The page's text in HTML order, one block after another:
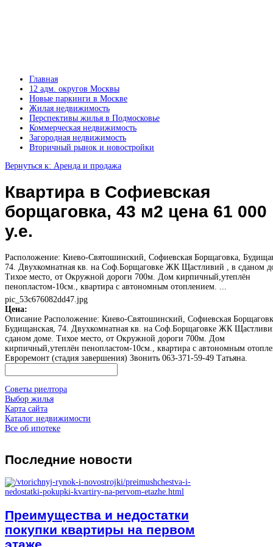
Главная
12 адм. округов Москвы
Новые паркинги в Москве
Жилая недвижимость
Перспективы жилья в Подмосковье
Коммерческая недвижимость
Загородная недвижимость
Вторичный рынок и новостройки
Вернуться к: Аренда и продажа
Квартира в Софиевская
борщаговка, 43 м2 цена 61 000
у.е.
Расположение: Киево-Святошинский, Софиевская Борщаговка,
74. Двухкомнатная кв. на Соф.Борщаговке ЖК Щастливий , в сданом
Тихое место, от Окружной дороги 700м. Дом кирпичный,утеплён
пенопластом-10см., квартира с автономным отоплением. ...
pic_53c676082dd47.jpg
Цена:
Описание Расположение: Киево-Святошинский, Софиевская
Будищанская, 74. Двухкомнатная кв. на Соф.Борщаговке ЖК
сданом доме. Тихое место, от Окружной дороги 700м. Дом
кирпичный,утеплён пенопластом-10см., квартира с автономным
Евроремонт (стадия завершения) Звонить 063-371-59-49 Татьяна.
Советы риелтора
Выбор жилья
Карта сайта
Каталог недвижимости
Все об ипотеке
Последние новости
Преимущества и недостатки
покупки квартиры на первом
этаже